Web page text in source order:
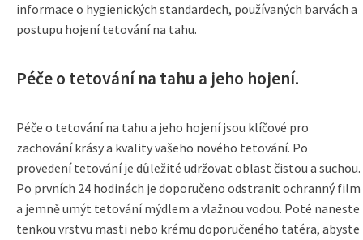
informace o hygienických standardech, používaných barvách a
postupu hojení tetování na tahu.
Péče o tetování na tahu a jeho hojení.
Péče o tetování na tahu a jeho hojení jsou klíčové pro
zachování krásy a kvality vašeho nového tetování. Po
provedení tetování je důležité udržovat oblast čistou a suchou.
Po prvních 24 hodinách je doporučeno odstranit ochranný film
a jemně umýt tetování mýdlem a vlažnou vodou. Poté naneste
tenkou vrstvu masti nebo krému doporučeného tatéra, abyste